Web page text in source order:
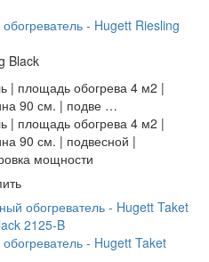
- Hugett Riesling
Black
| площадь обогрева 4 м2 |
90 см. | подве …
| площадь обогрева 4 м2 |
90 см. | подвесной |
мощности
- Hugett Taket